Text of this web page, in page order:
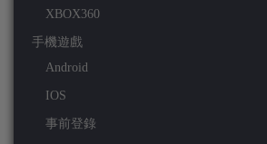
XBOX360
手機遊戲
Android
IOS
事前登錄